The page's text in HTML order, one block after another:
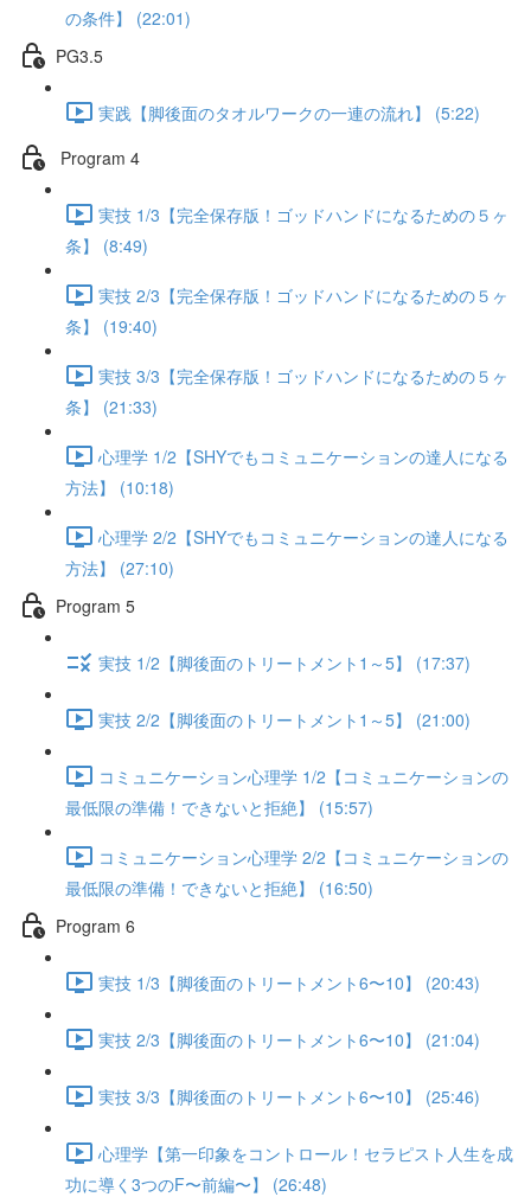
の条件】 (22:01)
PG3.5
実践【脚後面のタオルワークの一連の流れ】 (5:22)
Program 4
実技 1/3【完全保存版！ゴッドハンドになるための５ヶ
条】 (8:49)
実技 2/3【完全保存版！ゴッドハンドになるための５ヶ
条】 (19:40)
実技 3/3【完全保存版！ゴッドハンドになるための５ヶ
条】 (21:33)
心理学 1/2【SHYでもコミュニケーションの達人になる
方法】 (10:18)
心理学 2/2【SHYでもコミュニケーションの達人になる
方法】 (27:10)
Program 5
実技 1/2【脚後面のトリートメント1～5】 (17:37)
実技 2/2【脚後面のトリートメント1～5】 (21:00)
コミュニケーション心理学 1/2【コミュニケーションの
最低限の準備！できないと拒絶】 (15:57)
コミュニケーション心理学 2/2【コミュニケーションの
最低限の準備！できないと拒絶】 (16:50)
Program 6
実技 1/3【脚後面のトリートメント6〜10】 (20:43)
実技 2/3【脚後面のトリートメント6〜10】 (21:04)
実技 3/3【脚後面のトリートメント6〜10】 (25:46)
心理学【第一印象をコントロール！セラピスト人生を成
功に導く3つのF〜前編〜】 (26:48)